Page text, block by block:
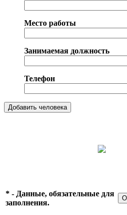
Место работы
Занимаемая должность
Телефон
* - Данные, обязательные для
заполнения.